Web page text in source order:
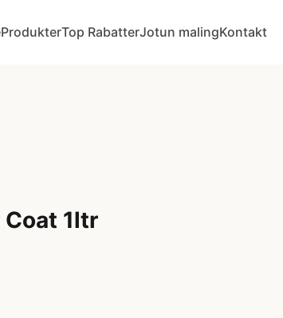
ProdukterTop RabatterJotun malingKontakt
Coat 1ltr